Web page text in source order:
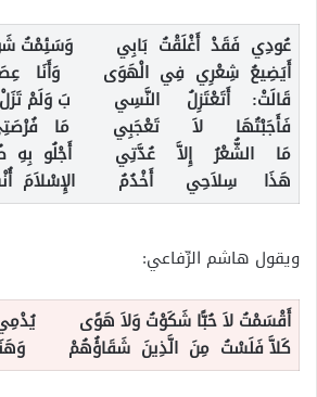
عُودِي فَقَدْ أَغْلَقْتُ بَابِي وَسَئِمْتُ
أَيَضِيعُ شِعْرِي فِي الْهَوَى وَأَنَا
قَالَتْ: أَتَعْتَزِلُ النَّسِي بَ وَلَمْ تَزَلْ
فَأَجَبْتُهَا لاَ تَعْجَبِي مَا
مَا الشُّعْرُ إِلاَّ عُدَّتِي أَجْلُو بِهِ
هَذَا سِلاَحِي أَخْدُمُ الإِسْلاَمَ
ويقول هاشم الرِّفاعي:
أَقْسَمْتُ لاَ حُبًّا شَكَوْتُ وَلاَ هَوًى
كَلاَّ فَلَسْتُ مِنَ الَّذِينَ شَقَاؤُهُمْ